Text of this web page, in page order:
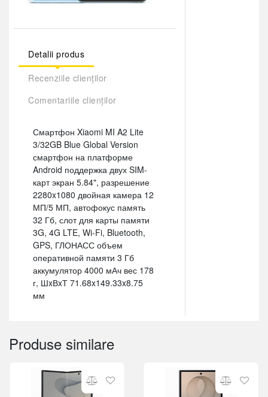
Detalii produs
Recenziile clienților
Comentariile clienților
Смартфон Xiaomi MI A2 Lite
3/32GB Blue Global Version
смартфон на платформе
Android поддержка двух SIM-
карт экран 5.84", разрешение
2280x1080 двойная камера 12
МП/5 МП, автофокус память
32 Гб, слот для карты памяти
3G, 4G LTE, Wi-Fi, Bluetooth,
GPS, ГЛОНАСС объем
оперативной памяти 3 Гб
аккумулятор 4000 мАч вес 178
г, ШxВxТ 71.68x149.33x8.75
мм
Produse similare